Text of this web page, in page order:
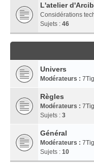
L'atelier
Considérations
Sujets : 46
Univers
Modérateurs :
Règles
Modérateurs :
Sujets : 3
Général
Modérateurs :
Sujets : 10